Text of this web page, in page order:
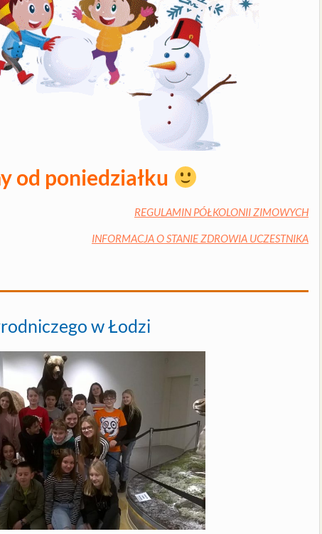
od poniedziałku
REGULAMIN PÓŁKOLONII ZIMOWYCH
INFORMACJA O STANIE ZDROWIA UCZESTNIKA
w Łodzi